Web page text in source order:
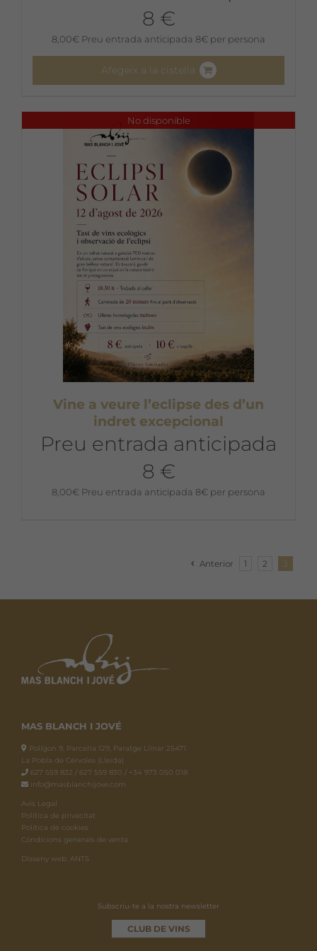
8 €
8,00€ Preu entrada anticipada 8€ per persona
Afegeix a la cistella
No disponible
Vine a veure l’eclipse des d’un
indret excepcional
Preu entrada anticipada
8 €
8,00€ Preu entrada anticipada 8€ per persona
Anterior 1 2 3
MAS BLANCH I JOVÉ
Polígon 9, Parcel·la 129, Paratge Llinar 25471.
La Pobla de Cérvoles (Lleida)
627 559 832 / 627 559 830 / +34 973 050 018
info@masblanchijove.com
Avís Legal
Política de privacitat
Política de cookies
Condicions generals de venta
Disseny web: ANTS
Subscriu-te a la nostra newsletter
CLUB DE VINS